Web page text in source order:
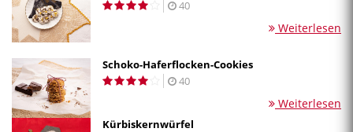
40
Weiterlesen
Schoko-Haferflocken-Cookies
40
Weiterlesen
Kürbiskernwürfel